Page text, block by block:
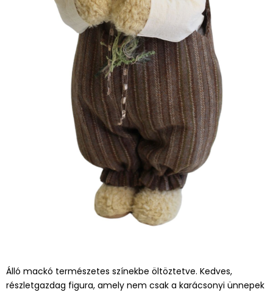
Álló mackó természetes színekbe öltöztetve. Kedves,
részletgazdag figura, amely nem csak a karácsonyi ünnepek